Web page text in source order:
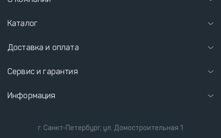
Каталог
Доставка и оплата
Сервис и гарантия
Информация
г. Санкт-Петербург, ул. Домостроительная 1